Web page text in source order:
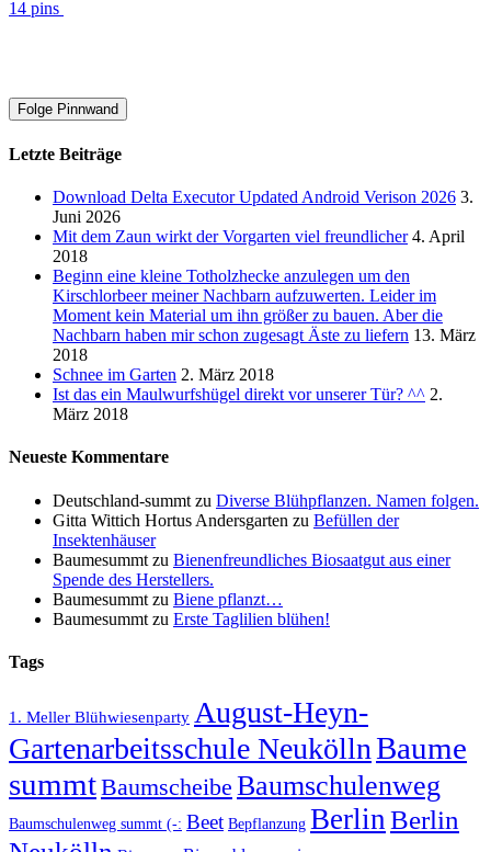
14 pins
Folge Pinnwand
Letzte Beiträge
Download Delta Executor Updated Android Verison 2026 3.
Juni 2026
Mit dem Zaun wirkt der Vorgarten viel freundlicher 4. April
2018
Beginn eine kleine Totholzhecke anzulegen um den
Kirschlorbeer meiner Nachbarn aufzuwerten. Leider im
Moment kein Material um ihn größer zu bauen. Aber die
Nachbarn haben mir schon zugesagt Äste zu liefern 13. März
2018
Schnee im Garten 2. März 2018
Ist das ein Maulwurfshügel direkt vor unserer Tür? ^^ 2.
März 2018
Neueste Kommentare
Deutschland-summt zu Diverse Blühpflanzen. Namen folgen.
Gitta Wittich Hortus Andersgarten zu Befüllen der
Insektenhäuser
Baumesummt zu Bienenfreundliches Biosaatgut aus einer
Spende des Herstellers.
Baumesummt zu Biene pflanzt…
Baumesummt zu Erste Taglilien blühen!
Tags
1. Meller Blühwiesenparty August-Heyn-
Gartenarbeitsschule NeuköllnBaume
summtBaumscheibe Baumschulenweg
Baumschulenweg summt (-: Beet Bepflanzung BerlinBerlin